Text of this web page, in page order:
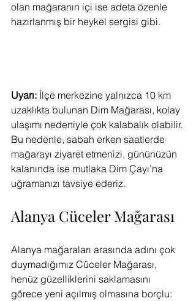
olan mağaranın içi ise adeta özenle
hazırlanmış bir heykel sergisi gibi.
Uyarı: İlçe merkezine yalnızca 10 km
uzaklıkta bulunan Dim Mağarası, kolay
ulaşımı nedeniyle çok kalabalık olabilir.
Bu nedenle, sabah erken saatlerde
mağarayı ziyaret etmenizi, gününüzün
kalanında ise mutlaka Dim Çayı’na
uğramanızı tavsiye ederiz.
Alanya Cüceler Mağarası
Alanya mağaraları arasında adını çok
duymadığımız Cüceler Mağarası,
henüz güzelliklerini saklamasını
görece yeni açılmış olmasına borçlu: